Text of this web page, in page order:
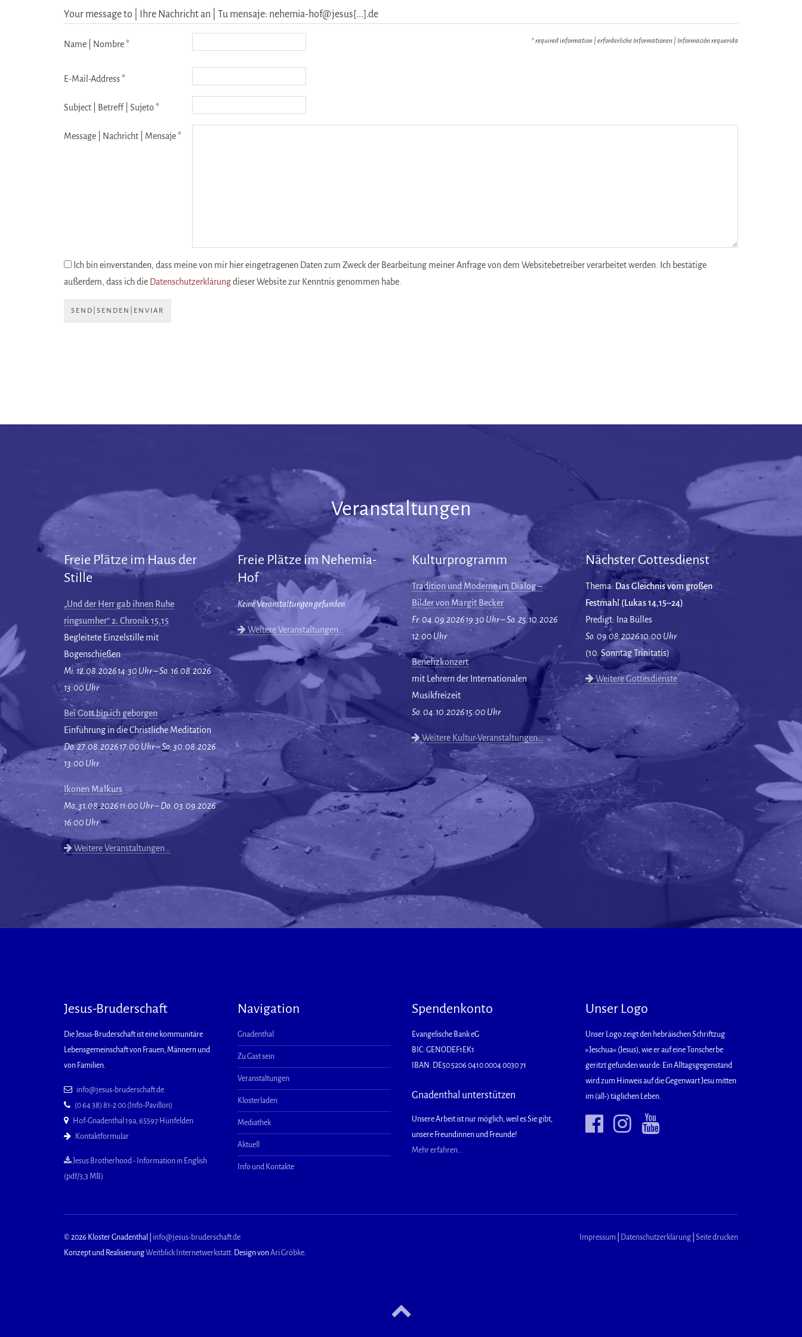
Your message to | Ihre Nachricht an | Tu mensaje: nehemia-hof@jesus[...].de
* required information | erforderliche Informationen | Información requerida
Name | Nombre *
E-Mail-Address *
Subject | Betreff | Sujeto *
Message | Nachricht | Mensaje *
Ich bin einverstanden, dass meine von mir hier eingetragenen Daten zum Zweck der Bearbeitung meiner Anfrage von dem Websitebetreiber verarbeitet werden. Ich bestätige
außerdem, dass ich die Datenschutzerklärungdieser Website zur Kenntnis genommen habe.
SEND|SENDEN|ENVIAR
Veranstaltungen
Freie Plätze im Haus der
Stille
„Und der Herr gab ihnen Ruhe
ringsumher“ 2. Chronik 15,15
Begleitete Einzelstille mit
Bogenschießen
Mi. 12.08.2026 14:30 Uhr – So. 16.08.2026
13:00 Uhr
Bei Gott bin ich geborgen
Einführung in die Christliche Meditation
Do. 27.08.2026 17:00 Uhr – So. 30.08.2026
13:00 Uhr
Ikonen Malkurs
Mo. 31.08.2026 11:00 Uhr – Do. 03.09.2026
16:00 Uhr
Weitere Veranstaltungen…
Freie Plätze im Nehemia-
Hof
Keine Veranstaltungen gefunden.
Weitere Veranstaltungen…
Kulturprogramm
Tradition und Moderne im Dialog –
Bilder von Margit Becker
Fr. 04.09.2026 19:30 Uhr – So. 25.10.2026
12:00 Uhr
Benefizkonzert
mit Lehrern der Internationalen
Musikfreizeit
So. 04.10.2026 15:00 Uhr
Weitere Kultur-Veranstaltungen…
Nächster Gottesdienst
Thema: Das Gleichnis vom großen
Festmahl (Lukas 14,15–24)
Predigt: Ina Bülles
So. 09.08.2026 10:00 Uhr
(10. Sonntag Trinitatis)
Weitere Gottesdienste
Jesus-Bruderschaft
Die Jesus-Bruderschaft ist eine kommunitäre
Lebensgemeinschaft von Frauen, Männern und
von Familien.
info@jesus-bruderschaft.de
(0 64 38) 81-2 00 (Info-Pavillon)
Hof-Gnadenthal 19a, 65597 Hünfelden
Kontaktformular
Jesus Brotherhood - Information in English
(pdf/3,3 MB)
Navigation
Gnadenthal
Zu Gast sein
Veranstaltungen
Klosterladen
Mediathek
Aktuell
Info und Kontakte
Spendenkonto
Evangelische Bank eG
BIC: GENODEF1EK1
IBAN: DE50 5206 0410 0004 0030 71
Gnadenthal unterstützen
Unsere Arbeit ist nur möglich, weil es Sie gibt,
unsere Freundinnen und Freunde!
Mehr erfahren...
Unser Logo
Unser Logo zeigt den hebräischen Schriftzug
»Jeschua« (Jesus), wie er auf eine Tonscherbe
geritzt gefunden wurde: Ein Alltagsgegenstand
wird zum Hinweis auf die Gegenwart Jesu mitten
im (all-) täglichen Leben.
Impressum Datenschutzerklärung Seite drucken
© 2026 Kloster Gnadenthal | info@jesus-bruderschaft.de
Konzept und RealisierungWeitblick Internetwerkstatt. Design vonAri Gröbke.